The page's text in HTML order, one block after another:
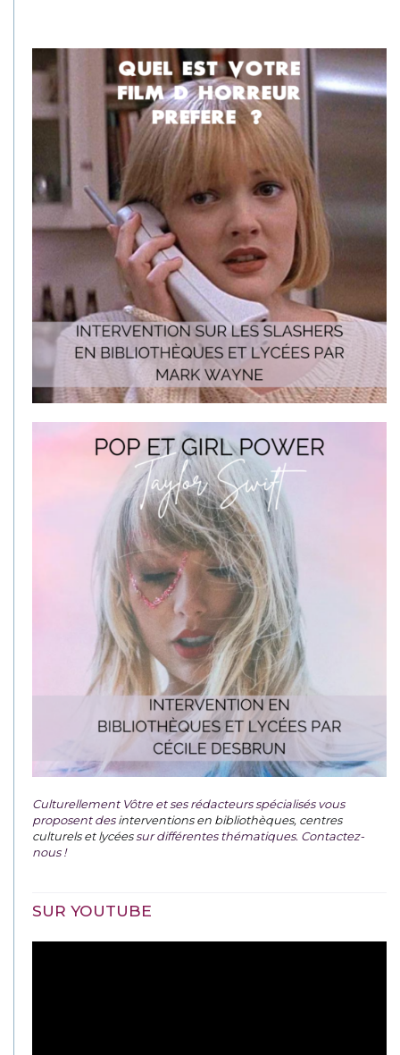
Culturellement Vôtre et ses rédacteurs spécialisés vous
proposent desinterventions en bibliothèques, centres
culturels et lycéessur différentes thématiques. Contactez-
nous !
SUR YOUTUBE